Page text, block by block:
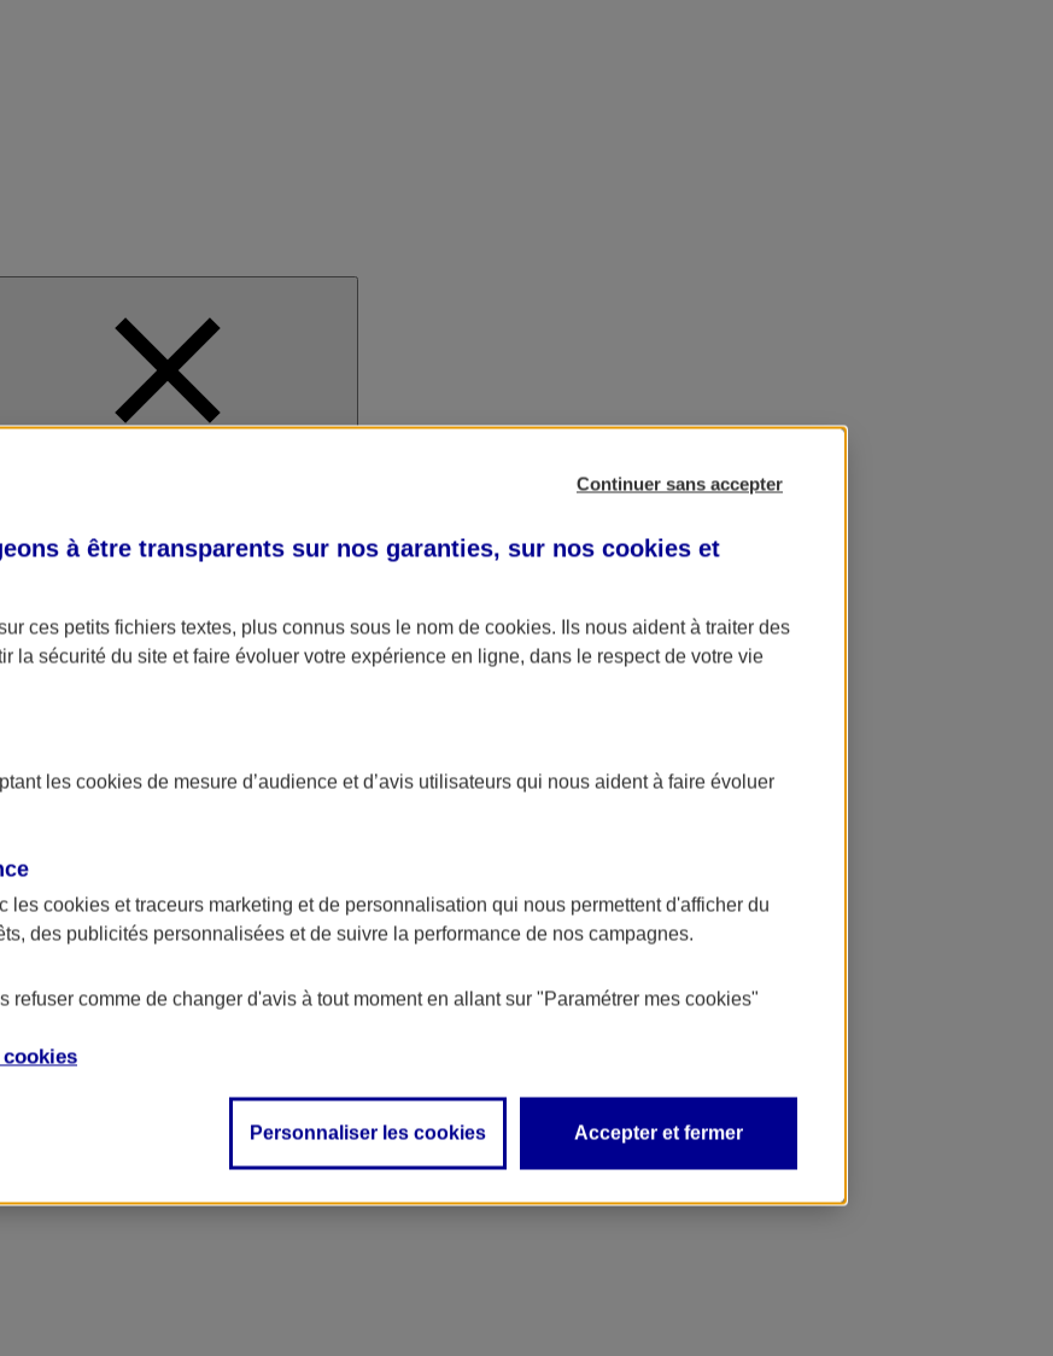
Continuer sans accepter
à être transparents sur nos garanties, sur nos cookies et
ces petits fichiers textes, plus connus sous le nom de cookies. Ils nous aident à traiter des
la sécurité du site et faire évoluer votre expérience en ligne, dans le respect de votre vie
les cookies de mesure d’audience et d’avis utilisateurs qui nous aident à faire évoluer
les cookies et traceurs marketing et de personnalisation qui nous permettent d'afficher du
des publicités personnalisées et de suivre la performance de nos campagnes.
refuser comme de changer d'avis à tout moment en allant sur "Paramétrer mes cookies"
cookies
Personnaliser les cookies Accepter et fermer